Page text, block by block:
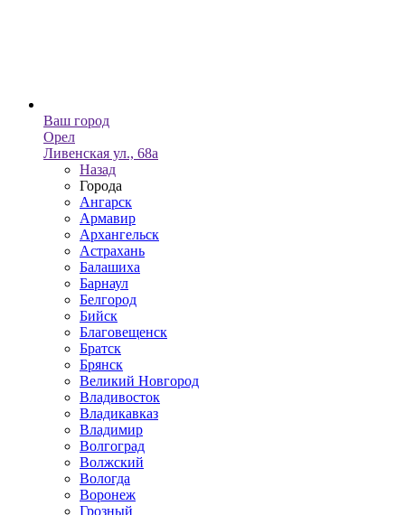
Ваш город
Орел
Ливенская ул., 68а
Назад
Города
Ангарск
Армавир
Архангельск
Астрахань
Балашиха
Барнаул
Белгород
Бийск
Благовещенск
Братск
Брянск
Великий Новгород
Владивосток
Владикавказ
Владимир
Волгоград
Волжский
Вологда
Воронеж
Грозный